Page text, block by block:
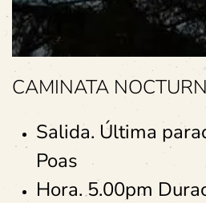
CAMINATA
Salida. Última
Poas
Hora. 5.00pm